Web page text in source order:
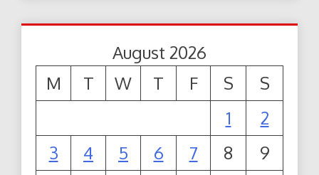
August 2026
M
T W T F S
S
1
2
3
4 5 6 7 8
9